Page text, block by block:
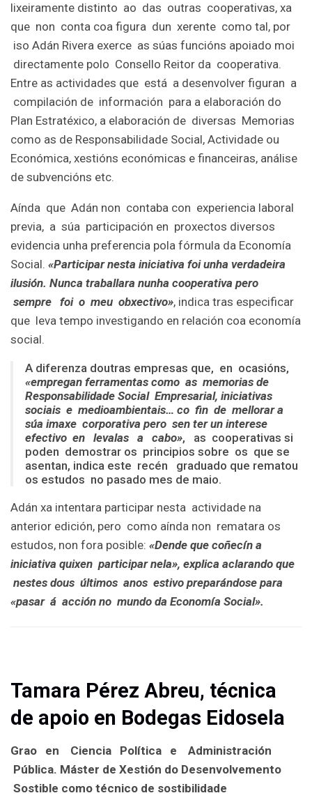
lixeiramente distinto ao das outras cooperativas, xa
que non conta coa figura dun xerente como tal, por
iso Adán Rivera exerce as súas funcións apoiado moi
directamente polo Consello Reitor da cooperativa.
Entre as actividades que está a desenvolver figuran a
compilación de información para a elaboración do
Plan Estratéxico, a elaboración de diversas Memorias
como as de Responsabilidade Social, Actividade ou
Económica, xestións económicas e financeiras, análise
de subvencións etc.
Aínda que Adán non contaba con experiencia laboral
previa, a súa participación en proxectos diversos
evidencia unha preferencia pola fórmula da Economía
Social. «Participar nesta iniciativa foi unha verdadeira
ilusión. Nunca traballara nunha cooperativa pero
sempre foi o meu obxectivo», indica tras especificar
que leva tempo investigando en relación coa economía
social.
A diferenza doutras empresas que, en ocasións,
«empregan ferramentas como as memorias de
Responsabilidade Social Empresarial, iniciativas
sociais e medioambientais… co fin de mellorar a
súa imaxe corporativa pero sen ter un interese
efectivo en levalas a cabo», as cooperativas si
poden demostrar os principios sobre os que se
asentan, indica este recén graduado que rematou
os estudos no pasado mes de maio.
Adán xa intentara participar nesta actividade na
anterior edición, pero como aínda non rematara os
estudos, non fora posible: «Dende que coñecín a
iniciativa quixen participar nela», explica aclarando que
nestes dous últimos anos estivo preparándose para
«pasar á acción no mundo da Economía Social».
Tamara Pérez Abreu, técnica
de apoio en Bodegas Eidosela
Grao en Ciencia Política e Administración
Pública. Máster de Xestión do Desenvolvemento
Sostible como técnico de sostibilidade